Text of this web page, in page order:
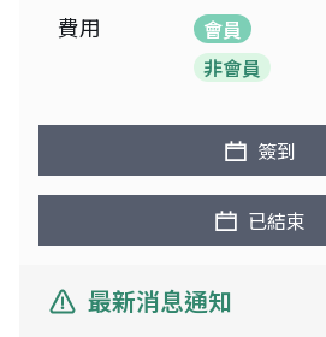
費用 會員
非會員
簽到
已結束
最新消息通知